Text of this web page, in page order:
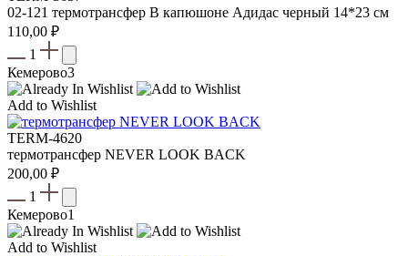
02-121 термотрансфер В капюшоне Адидас черный 14*23 см
110,00 ₽
1
Кемерово3
Add to Wishlist
TERM-4620
термотрансфер NEVER LOOK BACK
200,00 ₽
1
Кемерово1
Add to Wishlist